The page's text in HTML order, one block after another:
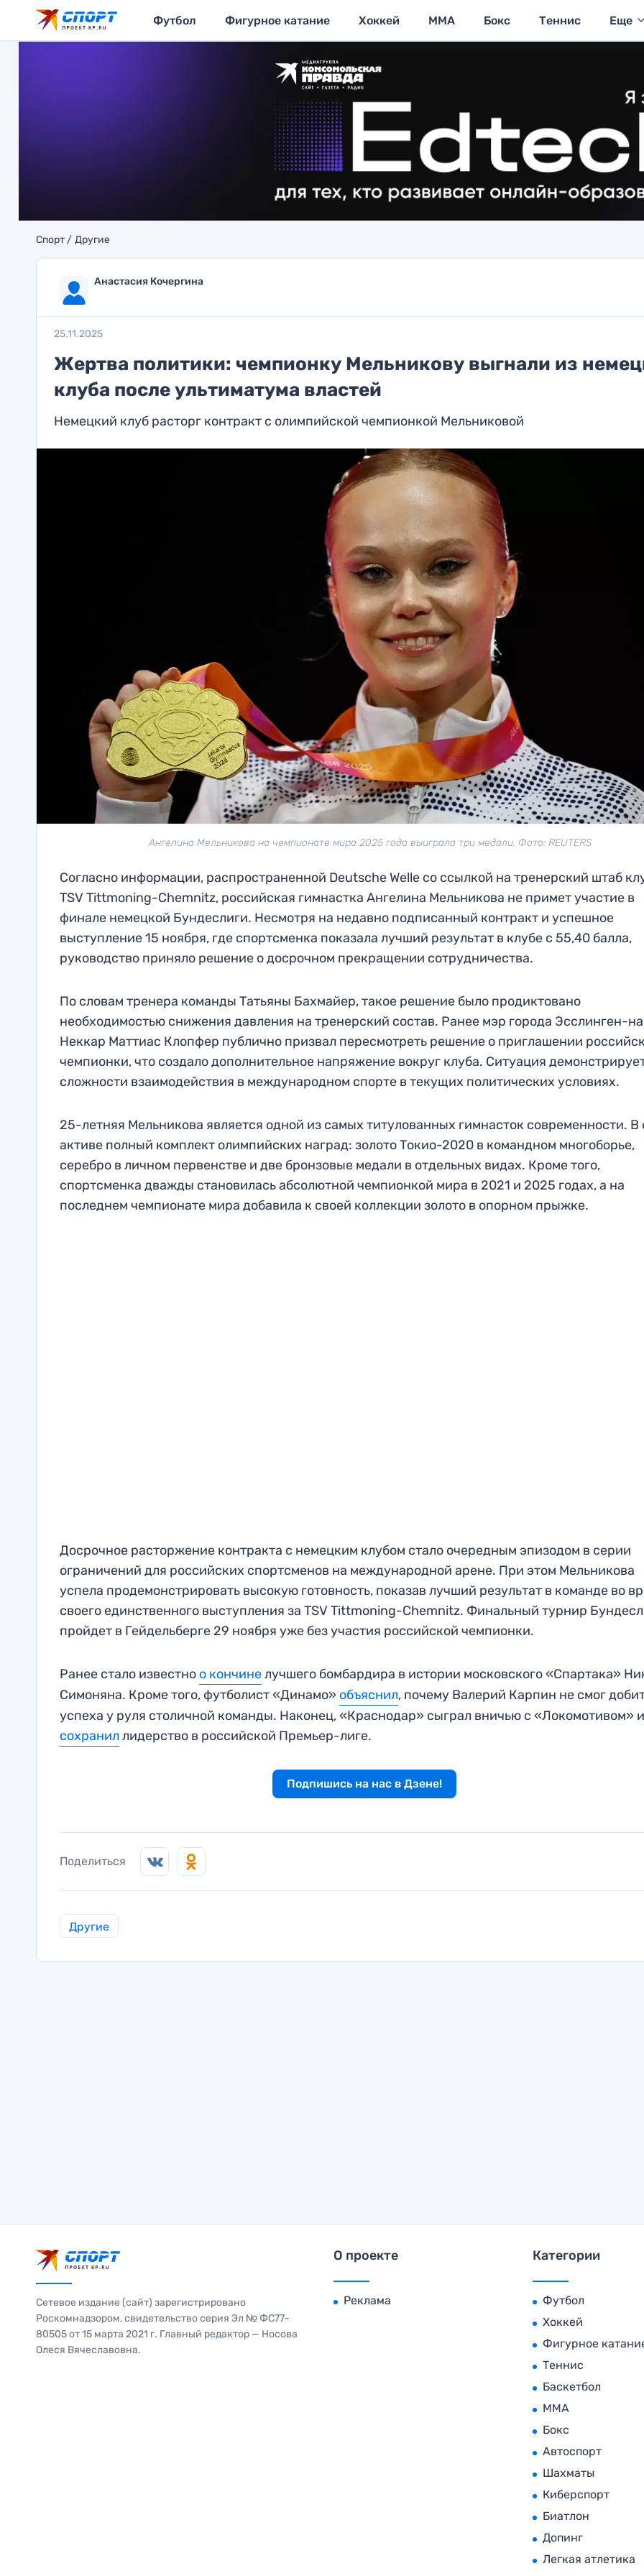
Футбол Фигурное катание Хоккей MMA Бокс Теннис Еще
Спорт Другие
Анастасия Кочергина
25.11.2025
Жертва политики: чемпионку Мельникову выгнали из
клуба после ультиматума властей
Немецкий клуб расторг контракт с олимпийской чемпионкой Мельниковой
Ангелина Мельникова на чемпионате мира 2025 года выиграла три медали. Фото: REUTERS
Согласно информации, распространенной Deutsche Welle со ссылкой на тренерский штаб
TSV Tittmoning-Chemnitz, российская гимнастка Ангелина Мельникова не примет участие в
финале немецкой Бундеслиги. Несмотря на недавно подписанный контракт и успешное
выступление 15 ноября, где спортсменка показала лучший результат в клубе с 55,40 балла,
руководство приняло решение о досрочном прекращении сотрудничества.
По словам тренера команды Татьяны Бахмайер, такое решение было продиктовано
необходимостью снижения давления на тренерский состав. Ранее мэр города Эсслинген-
Неккар Маттиас Клопфер публично призвал пересмотреть решение о приглашении
чемпионки, что создало дополнительное напряжение вокруг клуба. Ситуация
сложности взаимодействия в международном спорте в текущих политических условиях.
25-летняя Мельникова является одной из самых титулованных гимнасток современности. В
активе полный комплект олимпийских наград: золото Токио-2020 в командном многоборье,
серебро в личном первенстве и две бронзовые медали в отдельных видах. Кроме того,
спортсменка дважды становилась абсолютной чемпионкой мира в 2021 и 2025 годах, а на
последнем чемпионате мира добавила к своей коллекции золото в опорном прыжке.
Досрочное расторжение контракта с немецким клубом стало очередным эпизодом в серии
ограничений для российских спортсменов на международной арене. При этом Мельникова
успела продемонстрировать высокую готовность, показав лучший результат в команде во
своего единственного выступления за TSV Tittmoning-Chemnitz. Финальный турнир
пройдет в Гейдельберге 29 ноября уже без участия российской чемпионки.
Ранее стало известно о кончинелучшего бомбардира в истории московского «Спартака»
Симоняна. Кроме того, футболист «Динамо» объяснил, почему Валерий Карпин не смог
успеха у руля столичной команды. Наконец, «Краснодар» сыграл вничью с «Локомотивом» и
сохраниллидерство в российской Премьер-лиге.
Подпишись на нас в Дзене!
Поделиться
Другие
Сетевое издание (сайт) зарегистрировано
Роскомнадзором, свидетельство серия Эл № ФС77-
80505 от 15 марта 2021 г. Главный редактор — Носова
Олеся Вячеславовна.
О проекте
Реклама
Категории
Футбол
Хоккей
Фигурное
Теннис
Баскетбол
MMA
Бокс
Автоспорт
Шахматы
Киберспорт
Биатлон
Допинг
Легкая атлетика